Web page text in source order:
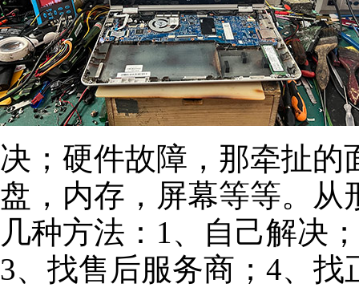
决；硬件故障，那牵扯的
盘，内存，屏幕等等。从
几种方法：1、自己解决
3、找售后服务商；4、找